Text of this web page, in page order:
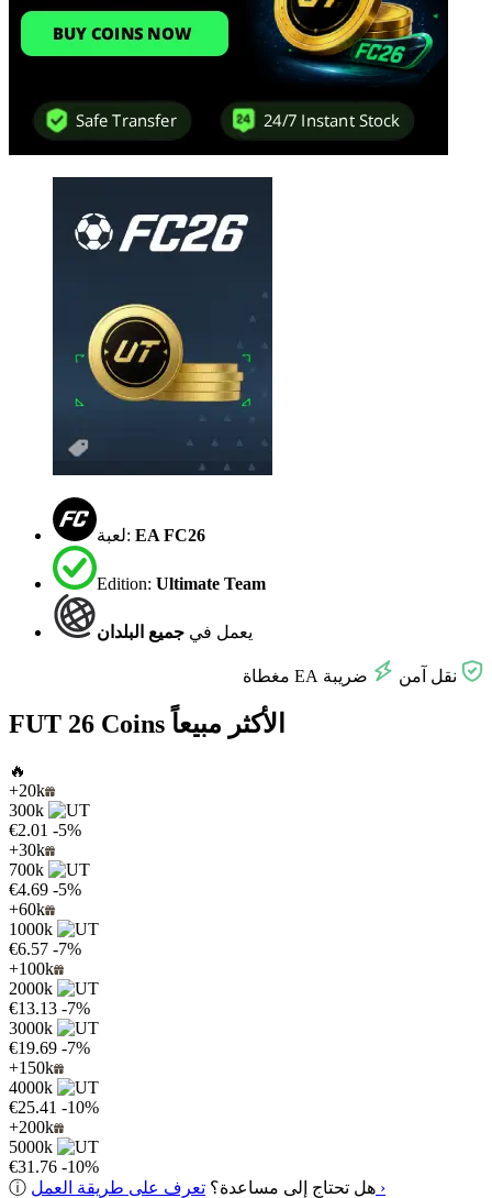
لعبة: EA FC26
Edition: Ultimate Team
يعمل في جميع البلدان
نقل آمن ضريبة EA مغطاة
FUT 26 Coins الأكثر مبيعاً
🔥
+20k
300k
€2.01 -5%
+30k
700k
€4.69 -5%
+60k
1000k
€6.57 -7%
+100k
2000k
€13.13 -7%
3000k
€19.69 -7%
+150k
4000k
€25.41 -10%
+200k
5000k
€31.76 -10%
ⓘ
هل تحتاج إلى مساعدة؟ تعرف على طريقة العمل ›